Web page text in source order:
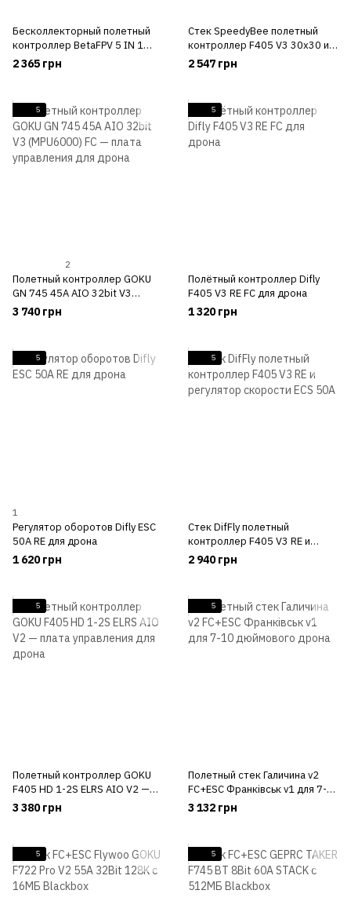
Бесколлекторный полетный
контроллер BetaFPV 5 IN 1
Matrix 1S ​​V1 со встроенным
VTX на 48 каналов
2 365 грн
Стек SpeedyBee полетный
контроллер F405 V3 30x30 и
регулятор скорости BLS 50A
2 547 грн
5
2
Полетный контроллер GOKU
GN 745 45A AIO 32bit V3
(MPU6000) FC — плата
управления для дрона
3 740 грн
5
Полётный контроллер Difly
F405 V3 RE FC для дрона
1 320 грн
5
1
Регулятор оборотов Difly ESC
50A RE для дрона
1 620 грн
5
Стек DifFly полетный
контроллер F405 V3 RE и
регулятор скорости ECS 50A
2 940 грн
5
Полетный контроллер GOKU
F405 HD 1-2S ELRS AIO V2 —
плата управления для дрона
3 380 грн
5
Полетный стек Галичина v2
FC+ESC Франківськ v1 для 7-
10 дюймового дрона
3 132 грн
5 5